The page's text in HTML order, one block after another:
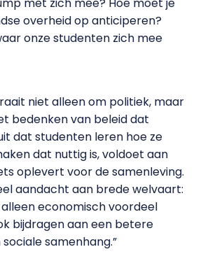
overheid op anticiperen?
onze studenten zich mee
niet alleen om politiek, maar
bedenken van beleid dat
dat studenten leren hoe ze
dat nuttig is, voldoet aan
oplevert voor de samenleving.
aandacht aan brede welvaart:
economisch voordeel
bijdragen aan een betere
samenhang.”